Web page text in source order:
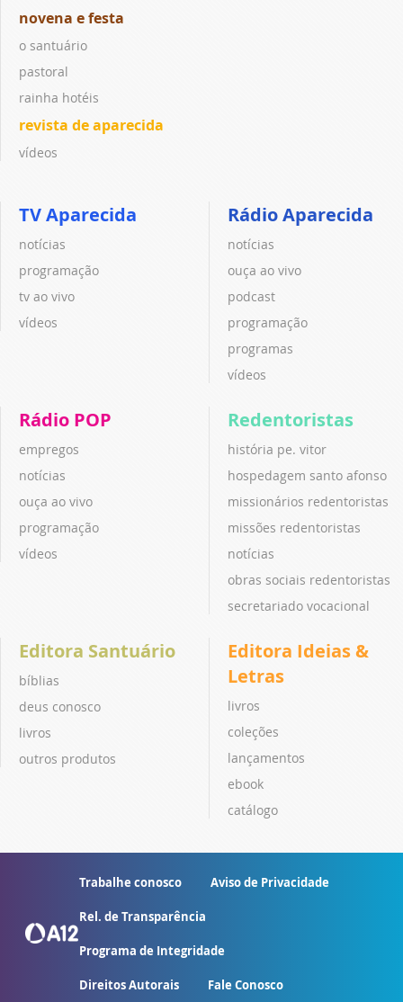
novena e festa
o santuário
pastoral
rainha hotéis
revista de aparecida
vídeos
TV Aparecida
notícias
programação
tv ao vivo
vídeos
Rádio Aparecida
notícias
ouça ao vivo
podcast
programação
programas
vídeos
Rádio POP
empregos
notícias
ouça ao vivo
programação
vídeos
Redentoristas
história pe. vitor
hospedagem santo afonso
missionários redentoristas
missões redentoristas
notícias
obras sociais redentoristas
secretariado vocacional
Editora Santuário
bíblias
deus conosco
livros
outros produtos
Editora Ideias &
Letras
livros
coleções
lançamentos
ebook
catálogo
Trabalhe conosco Aviso de Privacidade
Rel. de Transparência
Programa de Integridade
Direitos Autorais Fale Conosco